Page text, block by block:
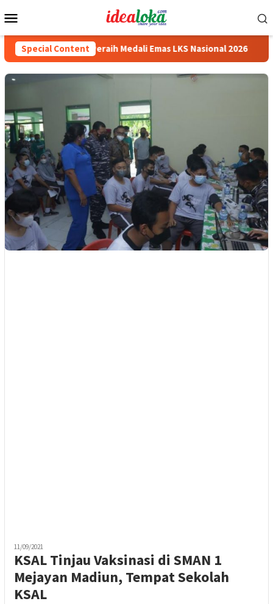
to
Menu
Special Content
Siswa Peraih Medali Emas LKS Nasional 2026 Cabai
11/09/2021
KSAL Tinjau Vaksinasi di SMAN 1
Mejayan Madiun, Tempat Sekolah
KSAL